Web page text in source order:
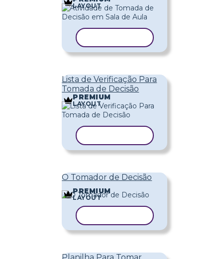
LAYOUT
Lista de Verificação Para
Tomada de Decisão
PREMIUM
LAYOUT
O Tomador de Decisão
PREMIUM
LAYOUT